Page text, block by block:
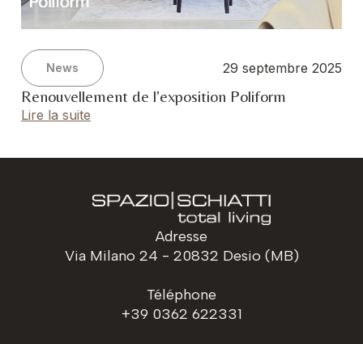
News 29 septembre 2025
Renouvellement de l’exposition Poliform
Lire la suite
Adresse
Via Milano 24 - 20832 Desio (MB)
Téléphone
+39 0362 622331